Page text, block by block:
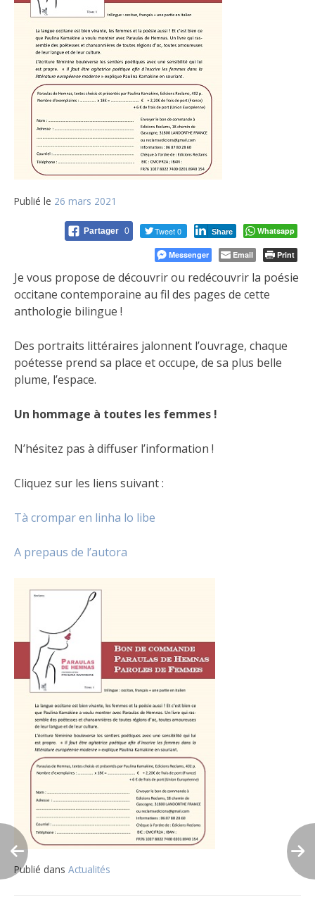
Publié le 26 mars 2021
Partager 0 Tweet 0 Share Whatsapp
Messenger Email Print
Je vous propose de découvrir ou redécouvrir la poésie
occitane contemporaine au fil des pages de cette
anthologie bilingue !
Des portraits littéraires jalonnent l’ouvrage, chaque
poétesse prend sa place et occupe, de sa plus belle
plume, l’espace.
Un hommage à toutes les femmes !
N’hésitez pas à diffuser l’information !
Cliquez sur les liens suivant :
Tà crompar en linha lo libe
A prepaus de l’autora
Publié dans Actualités